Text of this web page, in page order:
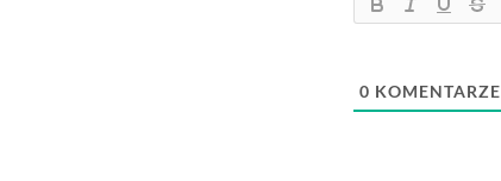
0 KOMENTARZE